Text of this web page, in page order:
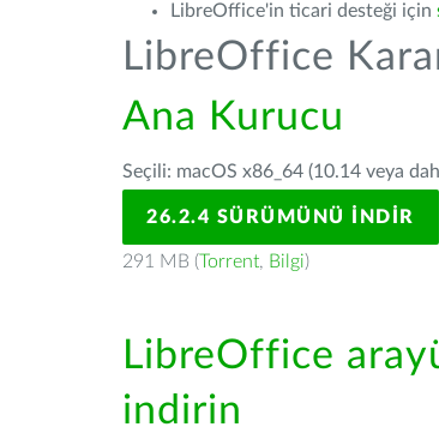
LibreOffice'in ticari desteği için
LibreOffice
Ana Kurucu
Seçili: macOS x86_64 (10.14 veya
26.2.4 SÜRÜMÜNÜ İNDIR
291 MB (Torrent, Bilgi)
LibreOffice
indirin